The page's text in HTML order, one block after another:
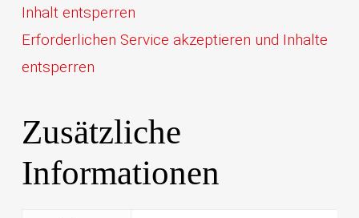
Inhalt entsperren
Erforderlichen Service akzeptieren und Inhalte
entsperren
Zusätzliche
Informationen